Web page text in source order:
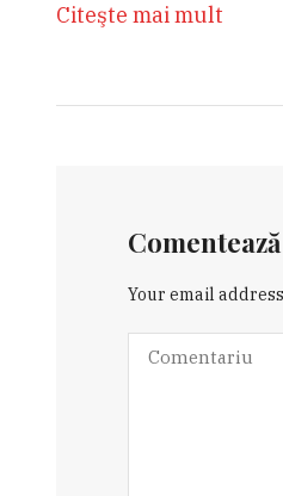
Citeşte mai mult
Comentează
Your email